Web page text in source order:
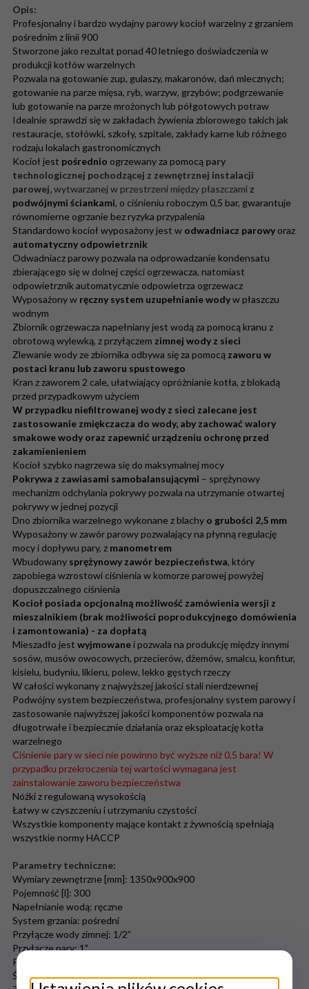
Opis:
Profesjonalny i bardzo wydajny parowy kocioł warzelny z grzaniem
pośrednim z linii 900
Stworzone jako rezultat ponad 40 letniego doświadczenia w
produkcji kotłów warzelnych
Pozwala na gotowanie zup, gulaszy, makaronów, dań mlecznych;
gotowanie na parze mięsa, ryb, warzyw, grzybów; podgrzewanie
lub gotowanie na parze mrożonych lub półgotowych potraw
Idealnie sprawdzi się w zakładach żywienia zbiorowego takich jak
restauracje, stołówki, szkoły, szpitale, zakłady karne lub różnego
rodzaju lokalach gastronomicznych
Kocioł jest pośrednio ogrzewany za pomocą pary
technologicznej pochodzącej z zewnętrznej instalacji
parowej,wytwarzanej w przestrzeni między płaszczamiz
podwójnymi ściankami, o ciśnieniu roboczym 0,5 bar, gwarantuje
równomierne ogrzanie bez ryzyka przypalenia
Standardowo kocioł wyposażony jest w odwadniacz parowy oraz
automatyczny odpowietrznik
Odwadniacz parowy pozwala na odprowadzanie kondensatu
zbierającego się w dolnej części ogrzewacza, natomiast
odpowietrznik automatycznie odpowietrza ogrzewacz
Wyposażony w ręczny system uzupełnianie wodyw płaszczu
wodnym
Zbiornik ogrzewacza napełniany jest wodą za pomocą kranu z
obrotową wylewką, z przyłączem zimnej wody z sieci
Zlewanie wody ze zbiornika odbywa się za pomocą zaworu w
postaci kranu lub zaworu spustowego
Kran z zaworem 2 cale, ułatwiający opróżnianie kotła, z blokadą
przed przypadkowym użyciem
W przypadku niefiltrowanej wody z sieci zalecane jest
zastosowanie zmiękczacza do wody, aby zachować walory
smakowe wody oraz zapewnić urządzeniu ochronę przed
zakamienieniem
Kocioł szybko nagrzewa się do maksymalnej mocy
Pokrywa z zawiasami samobalansującymi – sprężynowy
mechanizm odchylania pokrywy pozwala na utrzymanie otwartej
pokrywy w jednej pozycji
Dno zbiornika warzelnego wykonane z blachy o grubości 2,5 mm
Wyposażony w zawór parowy pozwalający na płynną regulację
mocy i dopływu pary, z manometrem
Wbudowany sprężynowy zawór bezpieczeństwa, który
zapobiega wzrostowi ciśnienia w komorze parowej powyżej
dopuszczalnego ciśnienia
Kocioł posiada opcjonalną możliwość zamówienia wersji z
mieszalnikiem (brak możliwości poprodukcyjnego domówienia
i zamontowania) - za dopłatą
Mieszadło jest wyjmowanei pozwala na produkcję między innymi
sosów, musów owocowych, przecierów, dżemów, smalcu, konfitur,
kisielu, budyniu, likieru, polew, lekko gęstych rzeczy
W całości wykonany z najwyższej jakości stali nierdzewnej
Podwójny system bezpieczeństwa, profesjonalny system parowy i
zastosowanie najwyższej jakości komponentów pozwala na
długotrwałe i bezpiecznie działania oraz eksploatację kotła
warzelnego
Ciśnienie pary w sieci nie powinno być wyższe niż 0,5 bara! W
przypadku przekroczenia tej wartości wymagana jest
zainstalowanie zaworu bezpieczeństwa
Nóżki z regulowaną wysokością
Łatwy w czyszczeniu i utrzymaniu czystości
Wszystkie komponenty mające kontakt z żywnością spełniają
wszystkie normy HACCP
Parametry techniczne:
Wymiary zewnętrzne [mm]: 1350x900x900
Pojemność [l]: 300
Napełnianie wodą: ręczne
System grzania: pośredni
Przyłącze wody zimnej: 1/2”
Przyłącze pary: 1"
Przyłącze instalacji kondensatu: 3/4"
Średnica zaworu spustowego: 2”